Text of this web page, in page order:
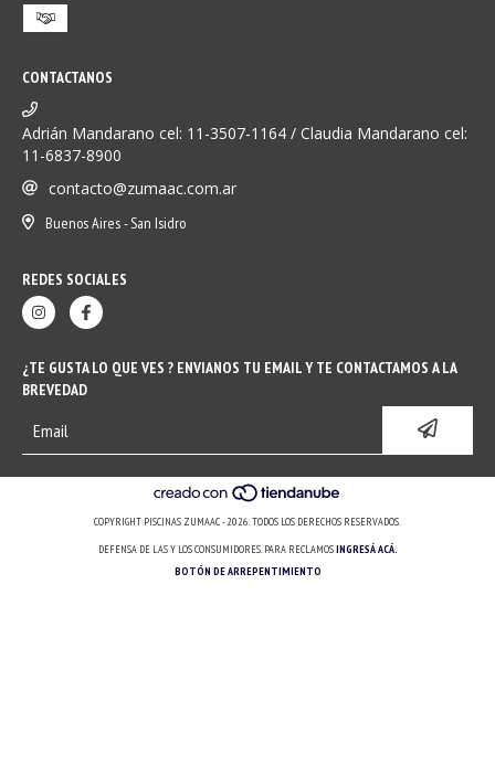
CONTACTANOS
Adrián Mandarano cel: 11-3507-1164 / Claudia Mandarano cel:
11-6837-8900
contacto@zumaac.com.ar
Buenos Aires - San Isidro
REDES SOCIALES
¿TE GUSTA LO QUE VES ? ENVIANOS TU EMAIL Y TE CONTACTAMOS A LA
BREVEDAD
COPYRIGHT PISCINAS ZUMAAC - 2026. TODOS LOS DERECHOS RESERVADOS.
DEFENSA DE LAS Y LOS CONSUMIDORES. PARA RECLAMOSINGRESÁ ACÁ.
BOTÓN DE ARREPENTIMIENTO